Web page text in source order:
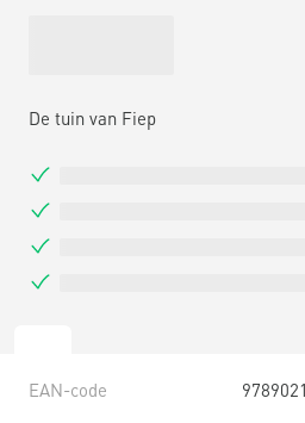
De tuin van Fiep
EAN-code